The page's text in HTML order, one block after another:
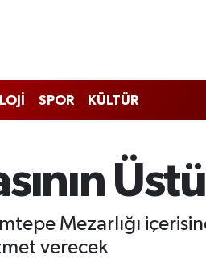
SPOR KÜLTÜR
Mezarlığı
verecek